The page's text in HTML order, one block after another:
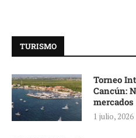
TURISMO
Torneo
Cancún:
mercados
1 julio, 2026